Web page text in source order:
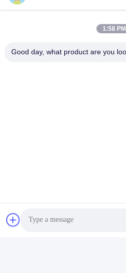
주소
1:58 PM
Good day, what product are you